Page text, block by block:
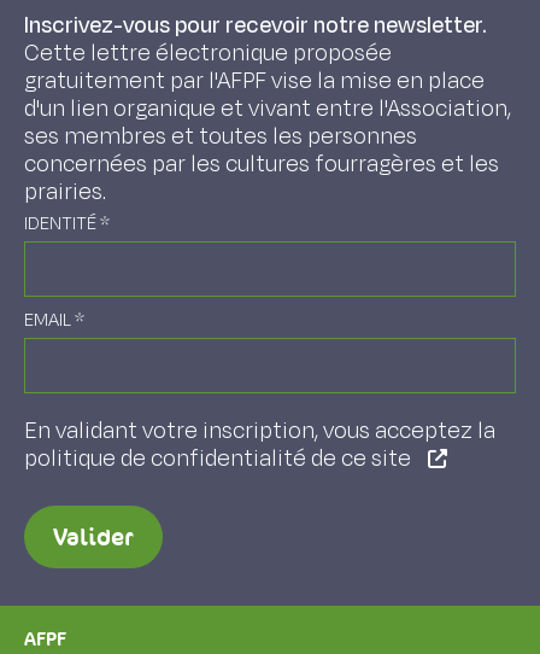
Inscrivez-vous pour recevoir notre newsletter.
Cette lettre électronique proposée
gratuitement par l'AFPF vise la mise en place
d'un lien organique et vivant entre l'Association,
ses membres et toutes les personnes
concernées par les cultures fourragères et les
prairies.
IDENTITÉ*
EMAIL*
En validant votre inscription, vous acceptez la
politique de confidentialité de ce site
Valider
AFPF